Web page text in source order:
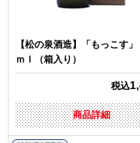
【松の泉酒造】「もっこす
ｍｌ（箱入り）
税込
商品詳細